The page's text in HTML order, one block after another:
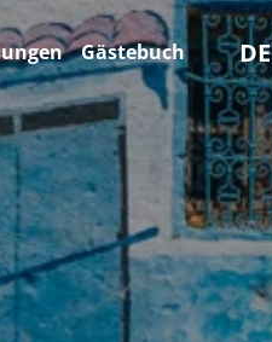
DE
Gästebuch